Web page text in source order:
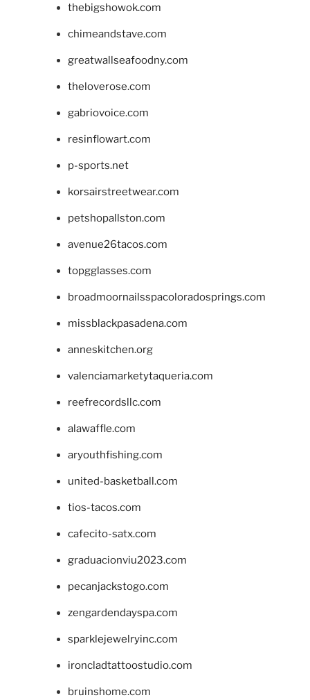
thebigshowok.com
chimeandstave.com
greatwallseafoodny.com
theloverose.com
gabriovoice.com
resinflowart.com
p-sports.net
korsairstreetwear.com
petshopallston.com
avenue26tacos.com
topgglasses.com
broadmoornailsspacoloradosprings.com
missblackpasadena.com
anneskitchen.org
valenciamarketytaqueria.com
reefrecordsllc.com
alawaffle.com
aryouthfishing.com
united-basketball.com
tios-tacos.com
cafecito-satx.com
graduacionviu2023.com
pecanjackstogo.com
zengardendayspa.com
sparklejewelryinc.com
ironcladtattoostudio.com
bruinshome.com